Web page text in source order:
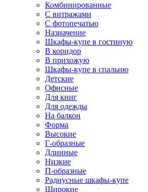
Комбинированные
С витражами
С фотопечатью
Назначение
Шкафы-купе в гостиную
В коридор
В прихожую
Шкафы-купе в спальню
Детские
Офисные
Для книг
Для одежды
На балкон
Форма
Высокие
Г-образные
Длинные
Низкие
П-образные
Радиусные шкафы-купе
Широкие